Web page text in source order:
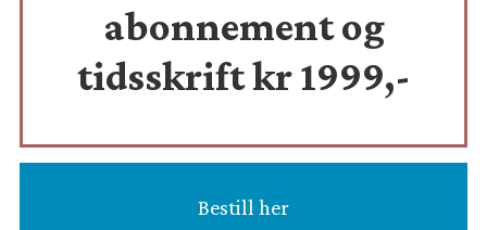
abonnement og
tidsskriftkr 1999,-
Bestill her